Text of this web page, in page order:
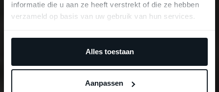
informatie die u aan ze heeft verstrekt of die ze hebben
verzameld op basis van uw gebruik van hun services.
Alles toestaan
Aanpassen